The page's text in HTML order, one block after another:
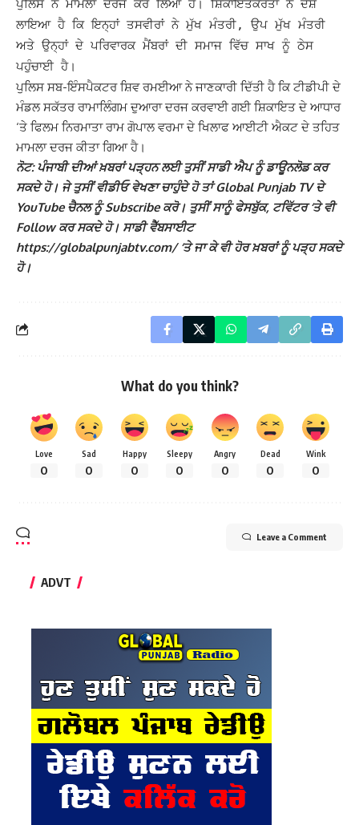
ਪੁਲਿਸਨੇ ਮਾਮਲਾ ਦਰਜ ਕਰ ਲਿਆ ਹੈ। ਸ਼ਿਕਾਇਤਕਰਤਾ ਨੇ ਦੋਸ਼
ਲਾਇਆ ਹੈ ਕਿ ਇਨ੍ਹਾਂ ਤਸਵੀਰਾਂ ਨੇ ਮੁੱਖ ਮੰਤਰੀ, ਉਪ ਮੁੱਖ ਮੰਤਰੀ
ਅਤੇ ਉਨ੍ਹਾਂ ਦੇ ਪਰਿਵਾਰਕ ਮੈਂਬਰਾਂ ਦੀ ਸਮਾਜ ਵਿੱਚ ਸਾਖ ਨੂੰ ਠੇਸ
ਪਹੁੰਚਾਈ ਹੈ।
ਪੁਲਿਸ ਸਬ-ਇੰਸਪੈਕਟਰ ਸ਼ਿਵ ਰਮਈਆ ਨੇ ਜਾਣਕਾਰੀ ਦਿੱਤੀ ਹੈ ਕਿ ਟੀਡੀਪੀ ਦੇ
ਮੰਡਲ ਸਕੱਤਰ ਰਾਮਾਲਿੰਗਮ ਦੁਆਰਾ ਦਰਜ ਕਰਵਾਈ ਗਈ ਸ਼ਿਕਾਇਤ ਦੇ ਆਧਾਰ
‘ਤੇ ਫਿਲਮ ਨਿਰਮਾਤਾ ਰਾਮ ਗੋਪਾਲ ਵਰਮਾ ਦੇ ਖਿਲਾਫ ਆਈਟੀ ਐਕਟ ਦੇ ਤਹਿਤ
ਮਾਮਲਾ ਦਰਜ ਕੀਤਾ ਗਿਆ ਹੈ।
ਨੋਟ: ਪੰਜਾਬੀ ਦੀਆਂ ਖ਼ਬਰਾਂ ਪੜ੍ਹਨ ਲਈ ਤੁਸੀਂ ਸਾਡੀ ਐਪ ਨੂੰ ਡਾਊਨਲੋਡ ਕਰ
ਸਕਦੇ ਹੋ। ਜੇ ਤੁਸੀਂ ਵੀਡੀਓ ਵੇਖਣਾ ਚਾਹੁੰਦੇ ਹੋ ਤਾਂ Global Punjab TV ਦੇ
YouTube ਚੈਨਲ ਨੂੰ Subscribe ਕਰੋ। ਤੁਸੀਂ ਸਾਨੂੰ ਫੇਸਬੁੱਕ, ਟਵਿੱਟਰ ‘ਤੇ ਵੀ
Follow ਕਰ ਸਕਦੇ ਹੋ। ਸਾਡੀ ਵੈੱਬਸਾਈਟ
https://globalpunjabtv.com/ ‘ਤੇ ਜਾ ਕੇ ਵੀ ਹੋਰ ਖ਼ਬਰਾਂ ਨੂੰ ਪੜ੍ਹ ਸਕਦੇ
ਹੋ।
What do you think?
Love
0
Sad
0
Happy
0
Sleepy
0
Angry
0
Dead
0
Wink
0
Leave a Comment
ADVT